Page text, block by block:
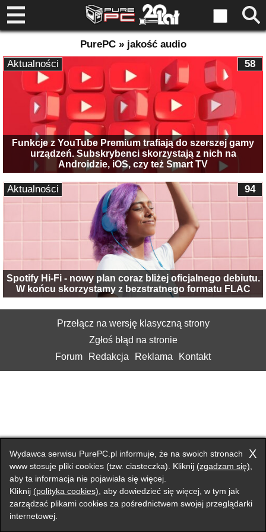
PurePC » jakość audio
Funkcje z YouTube Premium trafiają do szerszej gamy
urządzeń. Subskrybenci skorzystają z nich na
Androidzie, iOS, czy też Smart TV
58
Aktualności
Spotify Hi-Fi - nowy plan coraz bliżej oficjalnego debiutu.
W końcu skorzystamy z bezstratnego formatu FLAC
94
Aktualności
Przełącz na wersję klasyczną strony
Zgłoś błąd na stronie
Forum
Redakcja Reklama Kontakt
X
Wydawca serwisu PurePC.pl informuje, że na swoich stronach
www stosuje pliki cookies (tzw. ciasteczka). Kliknij (zgadzam się)
aby ta informacja nie pojawiała się więcej.
Kliknij (polityka cookies) , aby dowiedzieć się więcej, w tym jak
zarządzać plikami cookies za pośrednictwem swojej przeglądarki
internetowej.